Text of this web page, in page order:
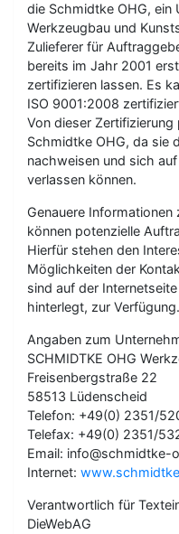
die Schmidtke OHG, ein
Werkzeugbau und
Zulieferer für
bereits im Jahr 2001
zertifizieren lassen. Es
ISO 9001:2008
Von dieser
Schmidtke OHG, da sie
nachweisen und sich
verlassen können.
Genauere
können potenzielle
Hierfür stehen den
Möglichkeiten der
sind auf der Internetseite
hinterlegt, zur Verfügung.
Angaben zum
SCHMIDTKE OHG
Freisenbergstraße 22
58513 Lüdenscheid
Telefon: +49(0) 2351/
Telefax: +49(0) 2351/
Email: info@schmidtke-
Internet:
Verantwortlich für
DieWebAG